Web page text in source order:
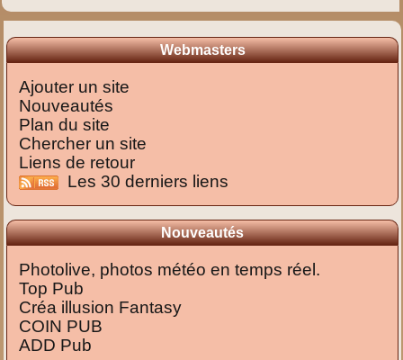
Webmasters
Ajouter un site
Nouveautés
Plan du site
Chercher un site
Liens de retour
Les 30 derniers liens
Nouveautés
Photolive, photos météo en temps réel.
Top Pub
Créa illusion Fantasy
COIN PUB
ADD Pub